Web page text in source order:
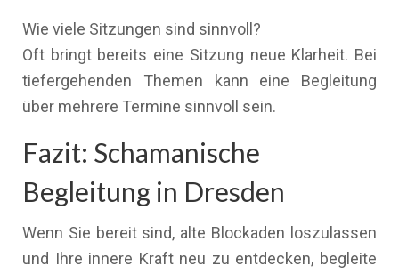
Wie viele Sitzungen sind sinnvoll?
Oft bringt bereits eine Sitzung neue Klarheit. Bei
tiefergehenden Themen kann eine Begleitung
über mehrere Termine sinnvoll sein.
Fazit: Schamanische
Begleitung in Dresden
Wenn Sie bereit sind, alte Blockaden loszulassen
und Ihre innere Kraft neu zu entdecken, begleite